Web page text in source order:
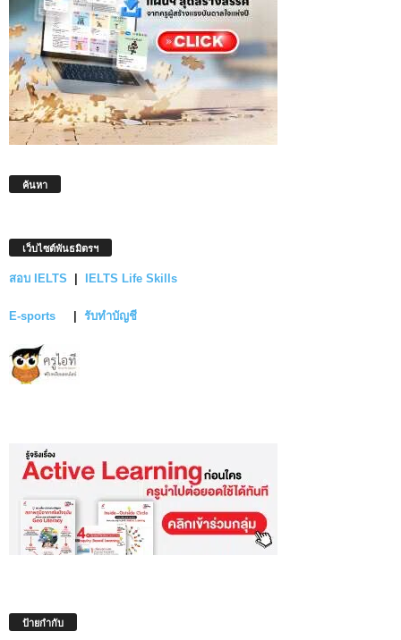
ค้นหา
เว็บไซต์พันธมิตรฯ
สอบ IELTS | IELTS Life Skills
E-sports | รับทำบัญชี
ป้ายกำกับ